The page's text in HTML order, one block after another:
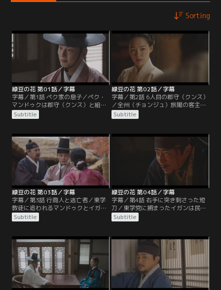
Sorting
緑豆の花 第01話／字幕
字幕／第1話 ペク家の息子／ペク・
マンドゥクは郡守（クンス）と組ん
で民を搾取する悪徳役人。使用人に
産ませた息子イガンは税の取り立て
挙受験を準備中。そこへ東学教徒チ
ョン・ボンジュンが腐敗を一掃する
ため決起を企てる。
Subtitle
緑豆の花 第02話／字幕
字幕／第2話 6人目の郡守（クンス）
／全州（チョンジュ）旅閣の客主
（ケクチュ）ソン・ジャインはケガ
を負った行首（ヘンス）チェ・ドッ
ね、会話の内容から沙鉢通文（サバ
ルトンムン）に書かれた民乱の主導
者が彼だと直感。そこへチョ・ビョ
ンガプが再び古阜（コブ）郡守とし
て赴任してくる。
Subtitle
緑豆の花 第03話／字幕
字幕／第3話 行商人と逃亡者／東学
教徒に追われるマンドゥクとイガン
は、米と引き換えに全州（チョンジ
ュ）旅閣の客主（ケクチュ）ソン・
を受けるため全州の姉の家にいたイ
ヒョンは民乱の知らせを聞き古阜
（コブ）に戻ろうとするが、姉に止
められる。
Subtitle
緑豆の花 第04話／字幕
字幕／第4話 右手に突き刺さった短
刀／東学党に捕まったイガンは民に
つるし上げにされるが、行きすぎた
復讐によって決起が失敗に終わるこ
放。そして保身に走ったマンドゥク
の部下ホンがマンドゥクの隠れ場を
ソクジュに密告する。
Subtitle